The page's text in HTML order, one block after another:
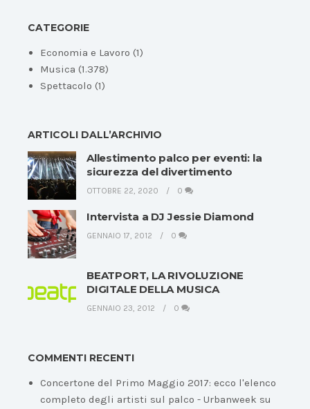
CATEGORIE
Economia e Lavoro (1)
Musica (1.378)
Spettacolo (1)
ARTICOLI DALL’ARCHIVIO
Allestimento palco per eventi: la
sicurezza del divertimento
OTTOBRE 22, 2020 0
Intervista a DJ Jessie Diamond
GENNAIO 17, 2012 0
BEATPORT, LA RIVOLUZIONE
DIGITALE DELLA MUSICA
GENNAIO 23, 2012 0
COMMENTI RECENTI
Concertone del Primo Maggio 2017: ecco l'elenco
completo degli artisti sul palco - Urbanweek su